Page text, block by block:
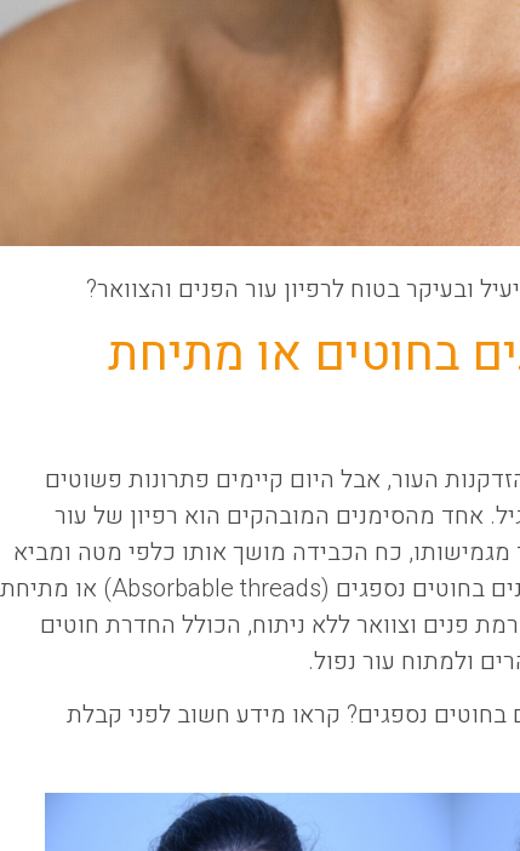
ובעיקר בטוח לרפיון עור הפנים והצוואר?
בחוטים או מתיחת
העור, אבל היום קיימים פתרונות פשוטים
אחד מהסימנים המובהקים הוא רפיון של עור
כח הכבידה מושך אותו כלפי מטה ומביא
לצניחה של העור. טיפול מתיחת פנים בחוטים נספגים (Absorbable threads) או מתיחת
פנים וצוואר ללא ניתוח, הכולל החדרת חוטים
ולמתוח עור נפול.
בחוטים נספגים? קראו מידע חשוב לפני קבלת